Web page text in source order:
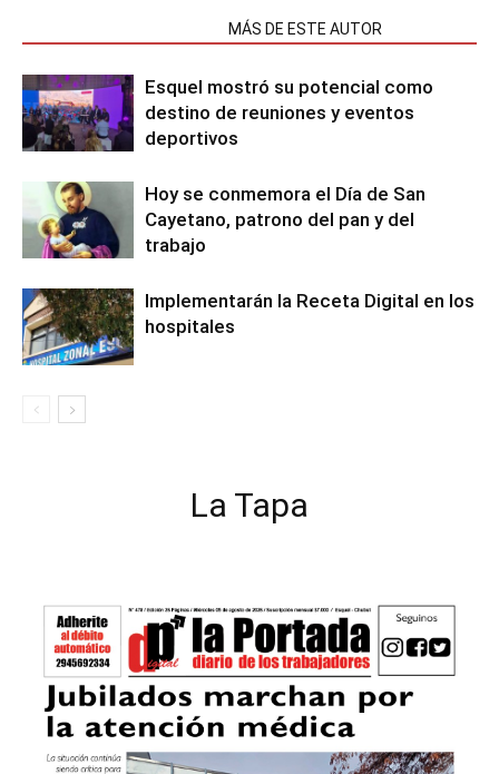
MÁS DE ESTE AUTOR
Esquel mostró su potencial como
destino de reuniones y eventos
deportivos
Hoy se conmemora el Día de San
Cayetano, patrono del pan y del
trabajo
Implementarán la Receta Digital en los
hospitales
La Tapa